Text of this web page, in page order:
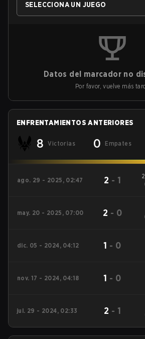
SELECCIONA UN JUEGO
Datos del marcador no
Por favor, vuelve más
ENFRENTAMIENTOS ANTERIORES
8 Victorias 0 Empates
ago. 29 - 2025, 02:47 2 - 1
may. 20 - 2025, 07:00 2 - 0
dic. 05 - 2024, 04:12 1 - 0
nov. 17 - 2024, 04:18 1 - 0
jul. 29 - 2024, 02:33 2 - 1